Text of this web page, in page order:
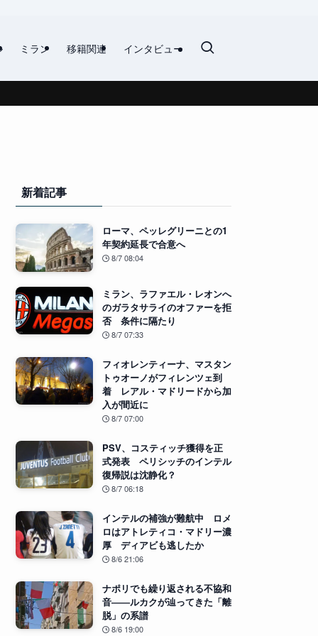
ミラン 移籍関連 インタビュー
新着記事
ローマ、ペッレグリーニとの1
年契約延長で合意へ
8/7 08:04
ミラン、ラファエル・レオンへ
のガラタサライのオファーを拒
否 条件に隔たり
8/7 07:33
フィオレンティーナ、マスタン
トゥオーノがフィレンツェ到
着 レアル・マドリードから加
入が間近に
8/7 07:00
PSV、コスティッチ獲得を正
式発表 ペリシッチのインテル
復帰説は沈静化？
8/7 06:18
インテルの補強が難航中 ロメ
ロはアトレティコ・マドリー濃
厚 ディアビも逃したか
8/6 21:06
ナポリでも繰り返される不協和
音――ルカクが辿ってきた「離
脱」の系譜
8/6 19:00